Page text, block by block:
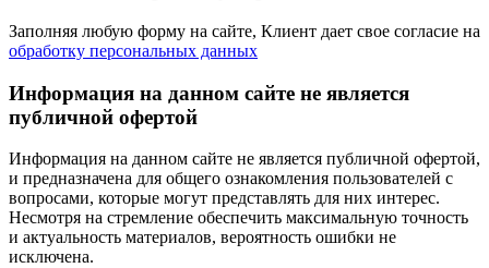
Заполняя любую форму на сайте, Клиент дает свое согласие на
обработку персональных данных
Информация на данном сайте не является
публичной офертой
Информация на данном сайте не является публичной офертой,
и предназначена для общего ознакомления пользователей с
вопросами, которые могут представлять для них интерес.
Несмотря на стремление обеспечить максимальную точность
и актуальность материалов, вероятность ошибки не
исключена.